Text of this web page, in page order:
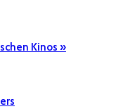
Kinos »